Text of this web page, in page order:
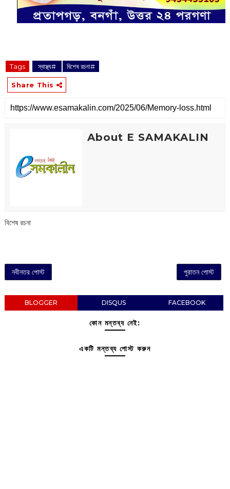
Tags ‌ স্বাস্থ্য# বিশেষ রচনা#
Share This
About E SAMAKALIN
বিশেষ রচনা
নবীনতর পোস্ট পুরাতন পোস্ট
BLOGGER DISQUS FACEBOOK
কোন মন্তব্য নেই:
একটি মন্তব্য পোস্ট করুন